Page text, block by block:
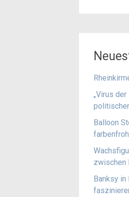
„Virus
Balloon
zwischen
Banksy in